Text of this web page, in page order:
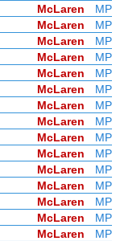
McLaren
McLaren
McLaren
McLaren
McLaren
McLaren
McLaren
McLaren
McLaren
McLaren
McLaren
McLaren
McLaren
McLaren
McLaren